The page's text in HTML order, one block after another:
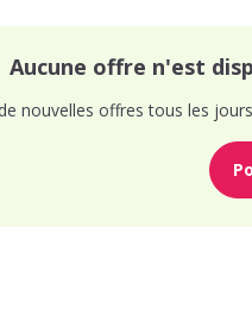
Aucune offre n'est
nouvelles offres tous les